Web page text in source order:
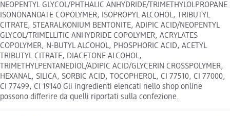
NEOPENTYL GLYCOL/PHTHALIC ANHYDRIDE/TRIMETHYLOLPROPANE
ISONONANOATE COPOLYMER, ISOPROPYL ALCOHOL, TRIBUTYL
CITRATE, STEARALKONIUM BENTONITE, ADIPIC ACID/NEOPENTYL
GLYCOL/TRIMELLITIC ANHYDRIDE COPOLYMER, ACRYLATES
COPOLYMER, N-BUTYL ALCOHOL, PHOSPHORIC ACID, ACETYL
TRIBUTYL CITRATE, DIACETONE ALCOHOL,
TRIMETHYLPENTANEDIOL/ADIPIC ACID/GLYCERIN CROSSPOLYMER,
HEXANAL, SILICA, SORBIC ACID, TOCOPHEROL, CI 77510, CI 77000,
CI 77499, CI 19140 Gli ingredienti elencati nello shop online
possono differire da quelli riportati sulla confezione.